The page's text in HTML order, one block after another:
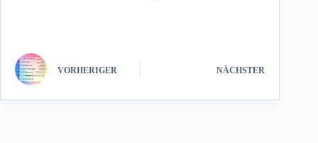
VORHERIGER NÄCHSTER